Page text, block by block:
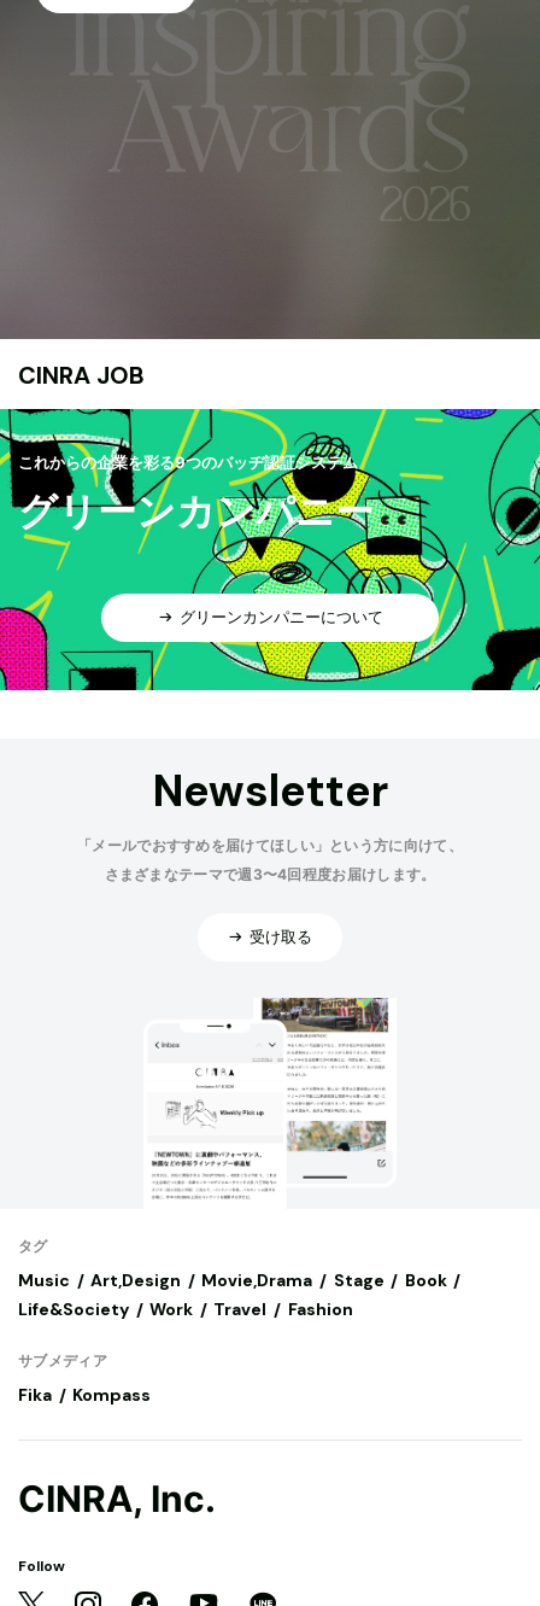
CINRA JOB
これからの企業を彩る9つのバッヂ認証システム
グリーンカンパニー
グリーンカンパニーについて
Newsletter
「メールでおすすめを届けてほしい」という方に向けて、
さまざまなテーマで週3〜4回程度お届けします。
受け取る
タグ
Music Art,Design Movie,Drama Stage
Book
Life&Society
Work Travel Fashion
サブメディア
Fika Kompass
CINRA, Inc.
Follow